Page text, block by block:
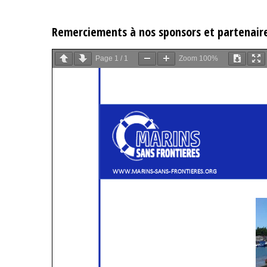
Remerciements à nos sponsors et
Page 1 / 1 Zoom 100%